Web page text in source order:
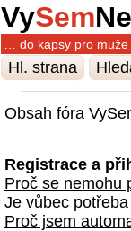
VySem
… do kapsy pro
Hl. strana
Obsah fóra
Registrace a
Proč se nemohu
Je vůbec
Proč jsem